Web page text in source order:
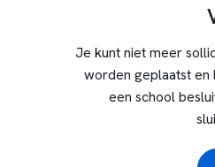
Je kunt niet meer
worden geplaatst
een school